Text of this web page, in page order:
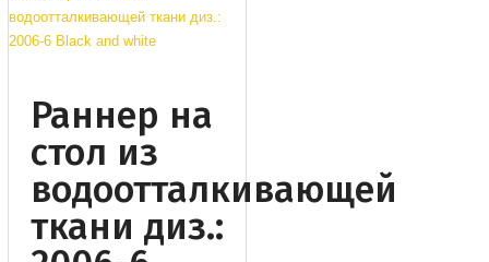
Раннер на
стол из
водоотталкивающей
ткани диз.: